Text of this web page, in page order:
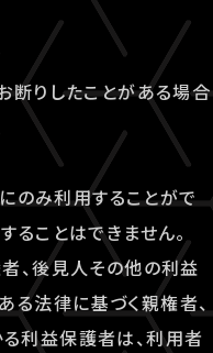
断りしたことがある場合
のみ利用することがで
ることはできません。
、後見人その他の利益
法律に基づく親権者、
利益保護者は、利用者